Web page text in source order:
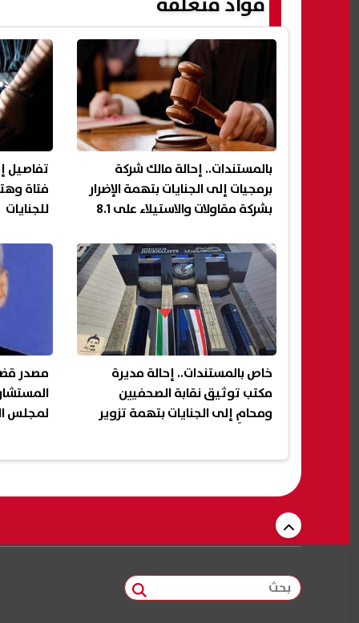
بالمستندات.. إحالة مالك شركة
برمجيات إلى الجنايات بتهمة الإضرار
بشركة مقاولات والاستيلاء على 8.1
تفاصيل
فتاة
للجنايات
خاص بالمستندات.. إحالة مديرة
مكتب توثيق نقابة الصحفيين
ومحامٍ إلى الجنايات بتهمة تزوير
مصدر
لمجلس
بحث